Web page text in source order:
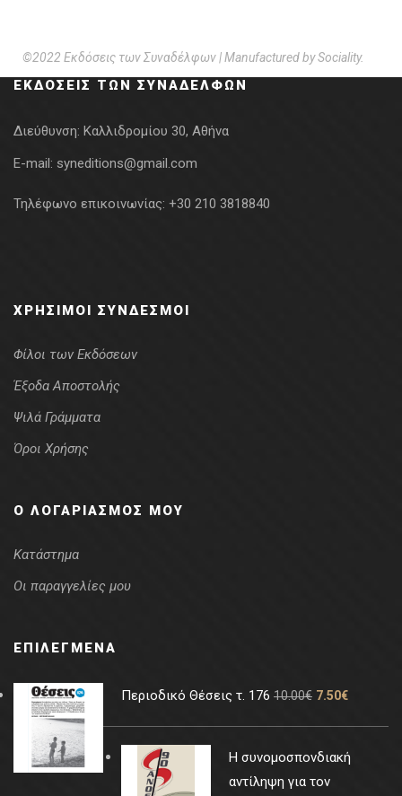
©2022 Εκδόσεις των Συναδέλφων | Manufactured bySociality.
ΕΚΔΌΣΕΙΣ ΤΩΝ ΣΥΝΑΔΈΛΦΩΝ
Διεύθυνση: Καλλιδρομίου 30, Αθήνα
E-mail: syneditions@gmail.com
Τηλέφωνο επικοινωνίας: +30 210 3818840
ΧΡΉΣΙΜΟΙ ΣΎΝΔΕΣΜΟΙ
Φίλοι των Εκδόσεων
Έξοδα Αποστολής
Ψιλά Γράμματα
Όροι Χρήσης
Ο ΛΟΓΑΡΙΑΣΜΌΣ ΜΟΥ
Κατάστημα
Οι παραγγελίες μου
ΕΠΙΛΕΓΜΈΝΑ
Περιοδικό Θέσεις τ. 176 10.00€ 7.50€
Η συνομοσπονδιακή
αντίληψη για τον